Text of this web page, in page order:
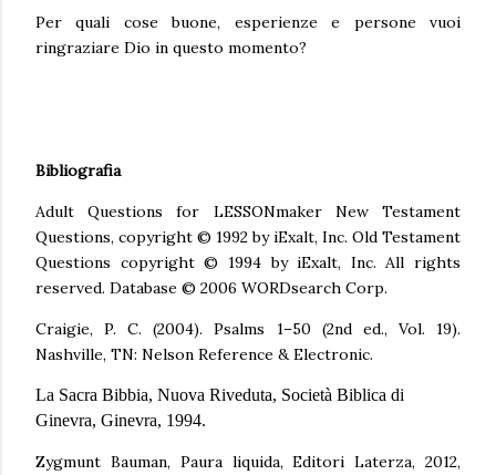
Per quali cose buone, esperienze e persone vuoi
ringraziare Dio in questo momento?
Bibliografia
Adult Questions for LESSONmaker New Testament
Questions, copyright © 1992 by iExalt, Inc. Old Testament
Questions copyright © 1994 by iExalt, Inc. All rights
reserved. Database © 2006 WORDsearch Corp.
Craigie, P. C. (2004). Psalms 1–50 (2nd ed., Vol. 19).
Nashville, TN: Nelson Reference & Electronic.
La Sacra Bibbia, Nuova Riveduta, Società Biblica di
Ginevra, Ginevra, 1994.
Zygmunt Bauman, Paura liquida, Editori Laterza, 2012,